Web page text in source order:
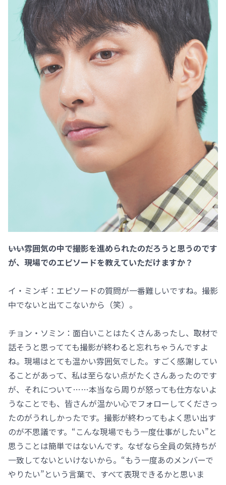
――いい雰囲気の中で撮影を進められたのだろうと思うのです
が、現場でのエピソードを教えていただけますか？
イ・ミンギ：エピソードの質問が一番難しいですね。撮影
中でないと出てこないから（笑）。
チョン・ソミン：面白いことはたくさんあったし、取材で
話そうと思ってても撮影が終わると忘れちゃうんですよ
ね。現場はとても温かい雰囲気でした。すごく感謝してい
ることがあって、私は至らない点がたくさんあったのです
が、それについて……本当なら周りが怒っても仕方ないよ
うなことでも、皆さんが温かい心でフォローしてくださっ
たのがうれしかったです。撮影が終わってもよく思い出す
のが不思議です。“こんな現場でもう一度仕事がしたい”と
思うことは簡単ではないんです。なぜなら全員の気持ちが
一致してないといけないから。“もう一度あのメンバーで
やりたい”という言葉で、すべて表現できるかと思いま